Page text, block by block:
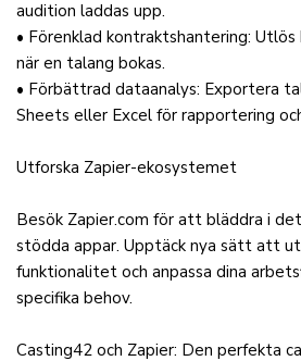
audition laddas upp.
• Förenklad kontraktshantering:
när en talang bokas.
• Förbättrad dataanalys: Exportera
Sheets eller Excel för rapportering
Utforska Zapier-ekosystemet
Besök Zapier.com för att bläddra i
stödda appar. Upptäck nya sätt att
funktionalitet och anpassa dina
specifika behov.
Casting42 och Zapier: Den perfekta